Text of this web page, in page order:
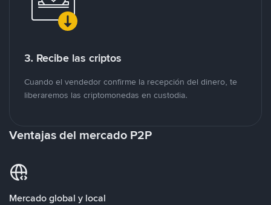
3. Recibe las criptos
Cuando el vendedor confirme la recepción del dinero, te
liberaremos las criptomonedas en custodia.
Ventajas del mercado P2P
Mercado global y local